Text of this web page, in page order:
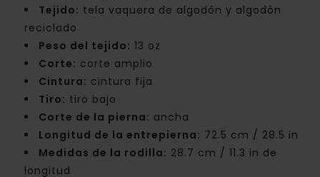
Tejido: tela vaquera de algodón y algodón
reciclado
Peso del tejido: 13 oz
Corte: corte amplio
Cintura: cintura fija
Tiro: tiro bajo
Corte de la pierna: ancha
Longitud de la entrepierna: 72.5 cm / 28.5 in
Medidas de la rodilla: 28.7 cm / 11.3 in de
longitud